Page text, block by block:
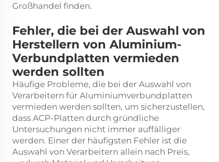
Großhandel finden.
Fehler, die bei der Auswahl von
Herstellern von Aluminium-
Verbundplatten vermieden
werden sollten
Häufige Probleme, die bei der Auswahl von
Verarbeitern für Aluminiumverbundplatten
vermieden werden sollten, um sicherzustellen,
dass ACP-Platten durch gründliche
Untersuchungen nicht immer auffälliger
werden. Einer der häufigsten Fehler ist die
Auswahl von Verarbeitern allein nach Preis,